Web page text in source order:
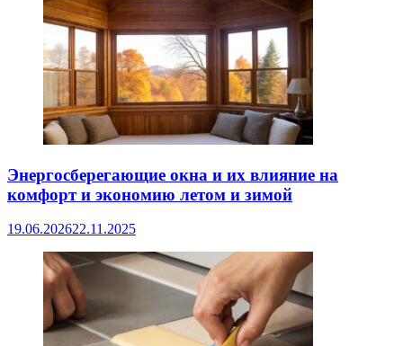
Энергосберегающие окна и их влияние на
комфорт и экономию летом и зимой
19.06.202622.11.2025